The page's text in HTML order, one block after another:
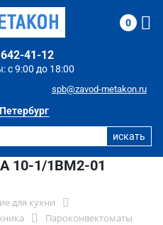
с 9:00 до 18:00
41-12
spb@zavod-metakon.ru
0
10-1/1ВМ2-01
для кухни
Пароконвектоматы